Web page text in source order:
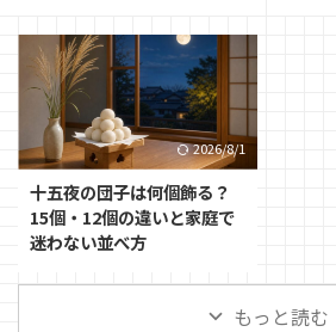
2026/8/1
十五夜の団子は何個飾る？
15個・12個の違いと家庭で
迷わない並べ方
もっと読む